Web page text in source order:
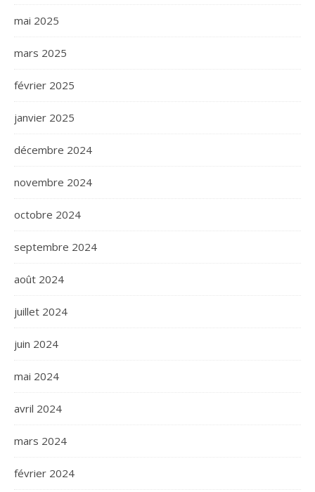
mai 2025
mars 2025
février 2025
janvier 2025
décembre 2024
novembre 2024
octobre 2024
septembre 2024
août 2024
juillet 2024
juin 2024
mai 2024
avril 2024
mars 2024
février 2024